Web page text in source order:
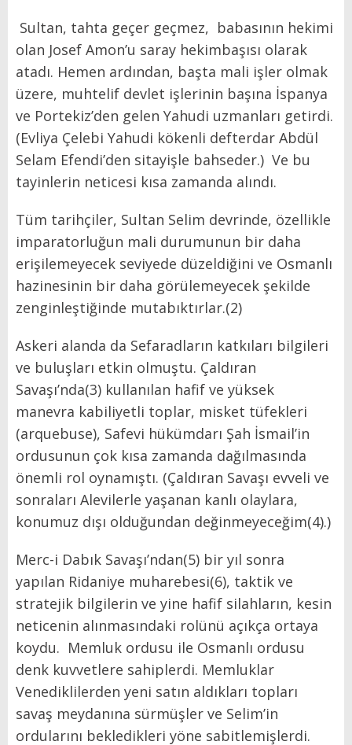
Sultan, tahta geçer geçmez, babasının hekimi
olan Josef Amon’u saray hekimbaşısı olarak
atadı. Hemen ardından, başta mali işler olmak
üzere, muhtelif devlet işlerinin başına İspanya
ve Portekiz’den gelen Yahudi uzmanları getirdi.
(Evliya Çelebi Yahudi kökenli defterdar Abdül
Selam Efendi’den sitayişle bahseder.) Ve bu
tayinlerin neticesi kısa zamanda alındı.
Tüm tarihçiler, Sultan Selim devrinde, özellikle
imparatorluğun mali durumunun bir daha
erişilemeyecek seviyede düzeldiğini ve Osmanlı
hazinesinin bir daha görülemeyecek şekilde
zenginleştiğinde mutabıktırlar.(2)
Askeri alanda da Sefaradların katkıları bilgileri
ve buluşları etkin olmuştu. Çaldıran
Savaşı’nda(3) kullanılan hafif ve yüksek
manevra kabiliyetli toplar, misket tüfekleri
(arquebuse), Safevi hükümdarı Şah İsmail’in
ordusunun çok kısa zamanda dağılmasında
önemli rol oynamıştı. (Çaldıran Savaşı evveli ve
sonraları Alevilerle yaşanan kanlı olaylara,
konumuz dışı olduğundan değinmeyeceğim(4).)
Merc-i Dabık Savaşı’ndan(5) bir yıl sonra
yapılan Ridaniye muharebesi(6), taktik ve
stratejik bilgilerin ve yine hafif silahların, kesin
neticenin alınmasındaki rolünü açıkça ortaya
koydu. Memluk ordusu ile Osmanlı ordusu
denk kuvvetlere sahiplerdi. Memluklar
Venediklilerden yeni satın aldıkları topları
savaş meydanına sürmüşler ve Selim’in
ordularını bekledikleri yöne sabitlemişlerdi.